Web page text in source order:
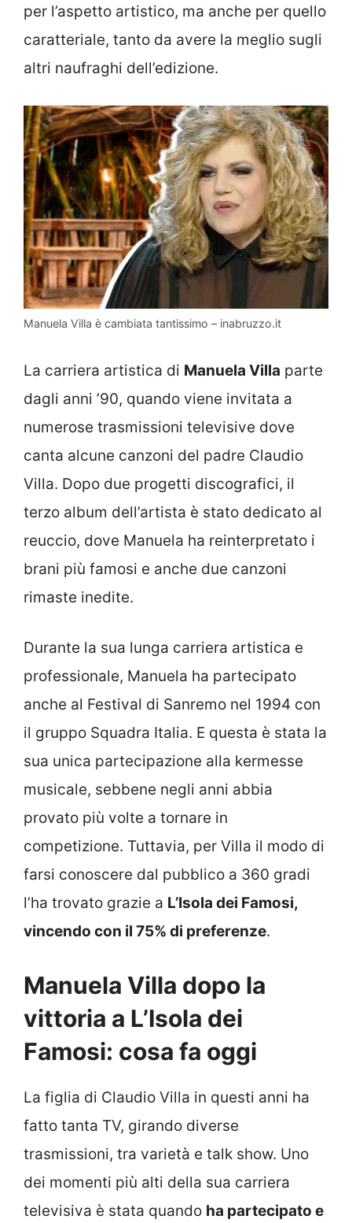
per l’aspetto artistico, ma anche per quello
caratteriale, tanto da avere la meglio sugli
altri naufraghi dell’edizione.
Manuela Villa è cambiata tantissimo – inabruzzo.it
La carriera artistica di Manuela Villa parte
dagli anni ’90, quando viene invitata a
numerose trasmissioni televisive dove
canta alcune canzoni del padre Claudio
Villa. Dopo due progetti discografici, il
terzo album dell’artista è stato dedicato al
reuccio, dove Manuela ha reinterpretato i
brani più famosi e anche due canzoni
rimaste inedite.
Durante la sua lunga carriera artistica e
professionale, Manuela ha partecipato
anche al Festival di Sanremo nel 1994 con
il gruppo Squadra Italia. E questa è stata la
sua unica partecipazione alla kermesse
musicale, sebbene negli anni abbia
provato più volte a tornare in
competizione. Tuttavia, per Villa il modo di
farsi conoscere dal pubblico a 360 gradi
l’ha trovato grazie a L’Isola dei Famosi,
vincendo con il 75% di preferenze.
Manuela Villa dopo la
vittoria a L’Isola dei
Famosi: cosa fa oggi
La figlia di Claudio Villa in questi anni ha
fatto tanta TV, girando diverse
trasmissioni, tra varietà e talk show. Uno
dei momenti più alti della sua carriera
televisiva è stata quando ha partecipato e